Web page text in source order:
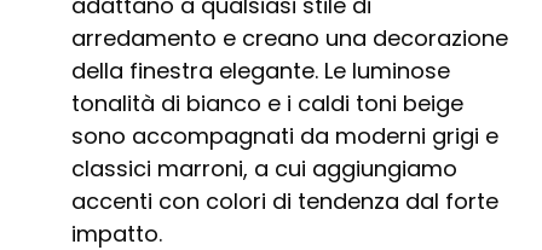
arredamento e creano una decorazione
della finestra elegante. Le luminose
tonalità di bianco e i caldi toni beige
sono accompagnati da moderni grigi e
classici marroni, a cui aggiungiamo
accenti con colori di tendenza dal forte
impatto.